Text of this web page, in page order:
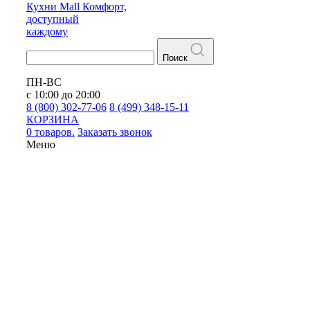
Кухни Mall Комфорт,
доступный
каждому
Поиск
ПН-ВС
с 10:00 до 20:00
8 (800) 302-77-06 8 (499) 348-15-11
КОРЗИНА
0 товаров. Заказать звонок
Меню